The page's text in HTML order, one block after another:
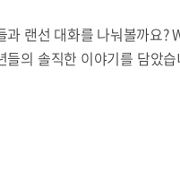
랜선 대화를 나눠볼까요?
들의 솔직한 이야기를 담았